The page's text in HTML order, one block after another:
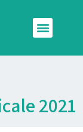
Menu
2021